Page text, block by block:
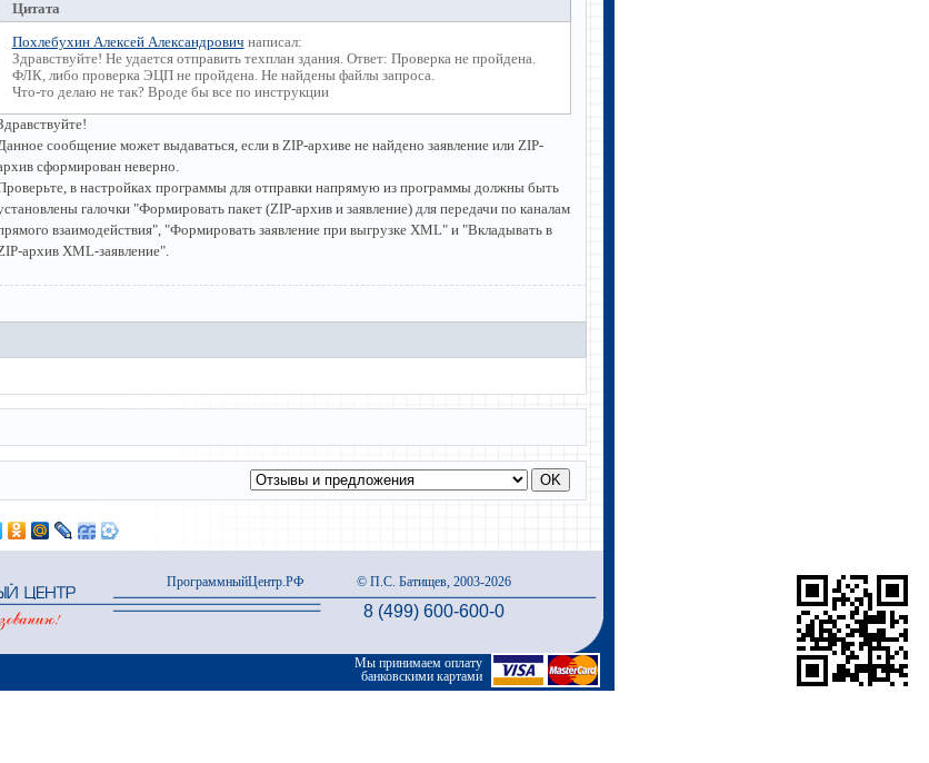
Цитата
Похлебухин Алексей Александрович написал:
Здравствуйте! Не удается отправить техплан здания. Ответ: Проверка не пройдена.
ФЛК, либо проверка ЭЦП не пройдена. Не найдены файлы запроса.
Что-то делаю не так? Вроде бы все по инструкции
сообщение может выдаваться, если в ZIP-архиве не найдено заявление или ZIP-
сформирован неверно.
в настройках программы для отправки напрямую из программы должны быть
галочки "Формировать пакет (ZIP-архив и заявление) для передачи по каналам
взаимодействия", "Формировать заявление при выгрузке XML" и "Вкладывать в
архив XML-заявление".
ПрограммныйЦентр.РФ © П.С. Батищев, 2003-2026
8 (499) 600-600-0
Мы принимаем оплату
банковскими картами